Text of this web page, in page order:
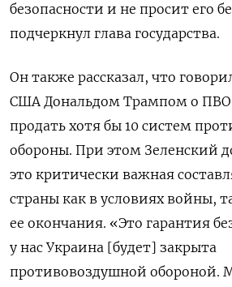
безопасности и не просит его
подчеркнул глава государства.
Он также рассказал, что
США Дональдом Трампом о ПВО
продать хотя бы 10 систем
обороны. При этом Зеленский
это критически важная
страны как в условиях войны,
ее окончания. «Это гарантия
у нас Украина [будет] закрыта
противовоздушной обороной.